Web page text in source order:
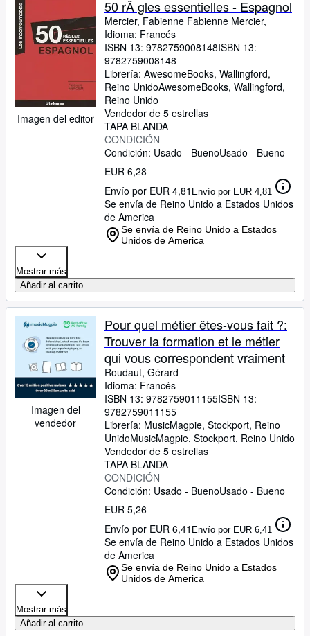
Imagen del editor
50 rÃ gles essentielles - Espagnol
Mercier, Fabienne Fabienne Mercier,
Idioma: Francés
ISBN 13: 9782759008148ISBN 13:
9782759008148
Librería: AwesomeBooks, Wallingford,
Reino UnidoAwesomeBooks, Wallingford,
Reino Unido
Vendedor de 5 estrellas
TAPA BLANDA
CONDICIÓN
Condición: Usado - BuenoUsado - Bueno
EUR 6,28
Envío por EUR 4,81 Envío por EUR 4,81
Se envía de Reino Unido a Estados Unidos
de America
Se envía de Reino Unido a Estados
Unidos de America
Mostrar más
Añadir al carrito
Imagen del
vendedor
Pour quel métier êtes-vous fait ?:
Trouver la formation et le métier
qui vous correspondent vraiment
Roudaut, Gérard
Idioma: Francés
ISBN 13: 9782759011155ISBN 13:
9782759011155
Librería: MusicMagpie, Stockport, Reino
UnidoMusicMagpie, Stockport, Reino Unido
Vendedor de 5 estrellas
TAPA BLANDA
CONDICIÓN
Condición: Usado - BuenoUsado - Bueno
EUR 5,26
Envío por EUR 6,41 Envío por EUR 6,41
Se envía de Reino Unido a Estados Unidos
de America
Se envía de Reino Unido a Estados
Unidos de America
Mostrar más
Añadir al carrito